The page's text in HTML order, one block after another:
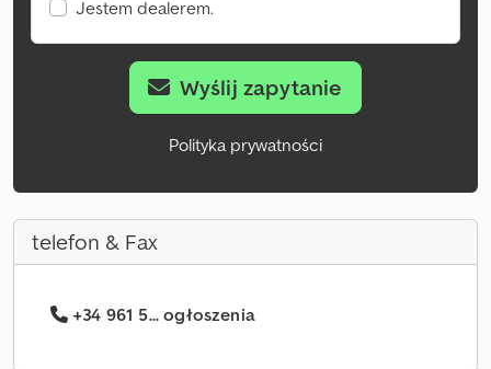
Jestem dealerem.
Wyślij zapytanie
Polityka prywatności
telefon & Fax
+34 961 5... ogłoszenia